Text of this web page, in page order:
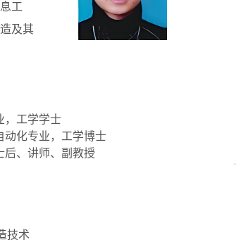
工
及其
，工学学士
动化专业，工学博士
后、讲师、副教授
技术